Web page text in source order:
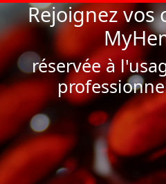
Rejoignez vos
réservée à